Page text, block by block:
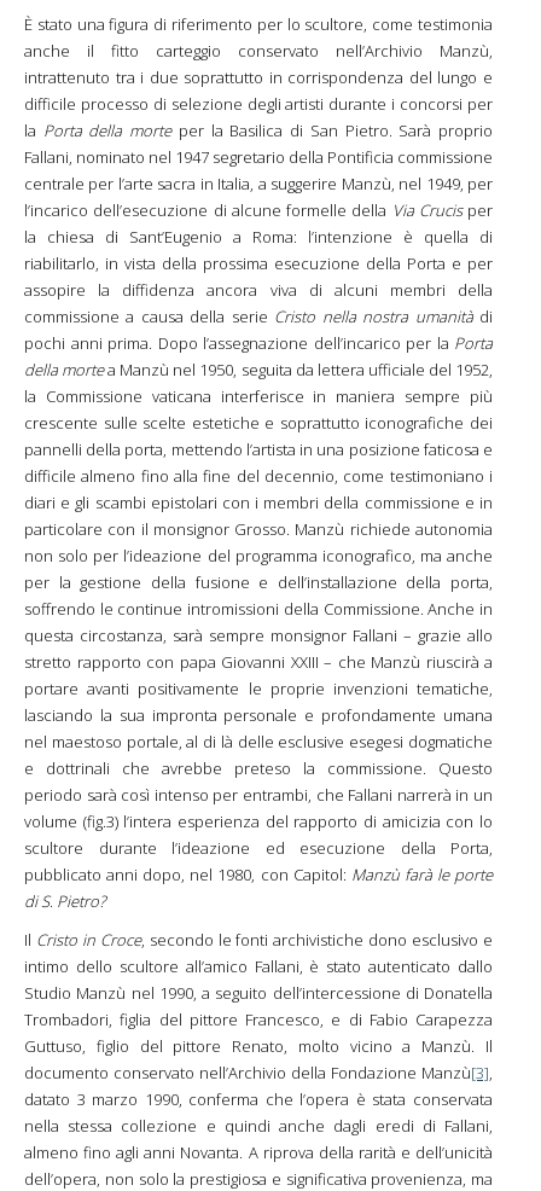
È stato una figura di riferimento per lo scultore, come testimonia
anche il fitto carteggio conservato nell’Archivio Manzù,
intrattenuto tra i due soprattutto in corrispondenza del lungo e
difficile processo di selezione degli artisti durante i concorsi per
la Porta della morteper la Basilica di San Pietro. Sarà proprio
Fallani, nominato nel 1947 segretario della Pontificia commissione
centrale per l’arte sacra in Italia, a suggerire Manzù, nel 1949, per
l’incarico dell’esecuzione di alcune formelle della Via Crucisper
la chiesa di Sant’Eugenio a Roma: l’intenzione è quella di
riabilitarlo, in vista della prossima esecuzione della Porta e per
assopire la diffidenza ancora viva di alcuni membri della
commissione a causa della serie Cristo nella nostra umanitàdi
pochi anni prima. Dopo l’assegnazione dell’incarico per la Porta
della mortea Manzù nel 1950, seguita da lettera ufficiale del 1952,
la Commissione vaticana interferisce in maniera sempre più
crescente sulle scelte estetiche e soprattutto iconografiche dei
pannelli della porta, mettendo l’artista in una posizione faticosa e
difficile almeno fino alla fine del decennio, come testimoniano i
diari e gli scambi epistolari con i membri della commissione e in
particolare con il monsignor Grosso. Manzù richiede autonomia
non solo per l’ideazione del programma iconografico, ma anche
per la gestione della fusione e dell’installazione della porta,
soffrendo le continue intromissioni della Commissione. Anche in
questa circostanza, sarà sempre monsignor Fallani – grazie allo
stretto rapporto con papa Giovanni XXIII – che Manzù riuscirà a
portare avanti positivamente le proprie invenzioni tematiche,
lasciando la sua impronta personale e profondamente umana
nel maestoso portale, al di là delle esclusive esegesi dogmatiche
e dottrinali che avrebbe preteso la commissione. Questo
periodo sarà così intenso per entrambi, che Fallani narrerà in un
volume (fig.3) l’intera esperienza del rapporto di amicizia con lo
scultore durante l’ideazione ed esecuzione della Porta,
pubblicato anni dopo, nel 1980, con Capitol: Manzù farà le porte
di S. Pietro?
Il Cristo in Croce, secondo le fonti archivistiche dono esclusivo e
intimo dello scultore all’amico Fallani, è stato autenticato dallo
Studio Manzù nel 1990, a seguito dell’intercessione di Donatella
Trombadori, figlia del pittore Francesco, e di Fabio Carapezza
Guttuso, figlio del pittore Renato, molto vicino a Manzù. Il
documento conservato nell’Archivio della Fondazione Manzù[3],
datato 3 marzo 1990, conferma che l’opera è stata conservata
nella stessa collezione e quindi anche dagli eredi di Fallani,
almeno fino agli anni Novanta. A riprova della rarità e dell’unicità
dell’opera, non solo la prestigiosa e significativa provenienza, ma